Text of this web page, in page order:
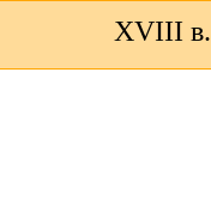
XVIII в.